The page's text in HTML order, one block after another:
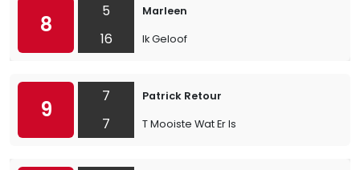
8
5
16
Marleen
Ik Geloof
9
7
7
Patrick Retour
T Mooiste Wat Er Is